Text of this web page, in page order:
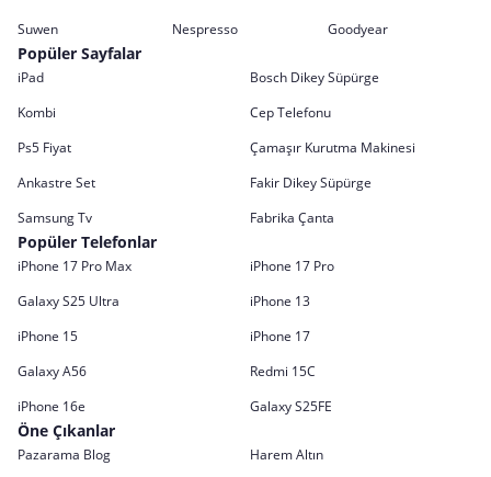
Suwen
Nespresso Goodyear
Popüler Sayfalar
iPad
Bosch Dikey Süpürge
Kombi
Cep Telefonu
Ps5 Fiyat
Çamaşır Kurutma Makinesi
Ankastre Set
Fakir Dikey Süpürge
Samsung Tv
Fabrika Çanta
Popüler Telefonlar
iPhone 17 Pro Max
iPhone 17 Pro
Galaxy S25 Ultra
iPhone 13
iPhone 15
iPhone 17
Galaxy A56
Redmi 15C
iPhone 16e
Galaxy S25FE
Öne Çıkanlar
Pazarama Blog
Harem Altın